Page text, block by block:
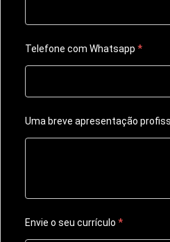
Telefone com Whatsapp *
Uma breve apresentação
Envie o seu currículo *